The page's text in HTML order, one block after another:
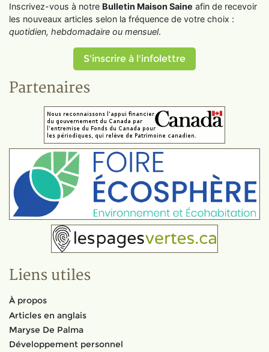
Inscrivez-vous à notre Bulletin Maison Saine afin de recevoir
les nouveaux articles selon la fréquence de votre choix :
quotidien, hebdomadaire ou mensuel.
S'inscrire à l'infolettre
Partenaires
Liens utiles
À propos
Articles en anglais
Maryse De Palma
Développement personnel